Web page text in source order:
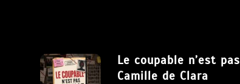
Le coupable n’est pas
Camille de Clara